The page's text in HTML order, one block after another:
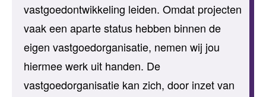
vastgoedontwikkeling leiden. Omdat projecten
vaak een aparte status hebben binnen de
eigen vastgoedorganisatie, nemen wij jou
hiermee werk uit handen. De
vastgoedorganisatie kan zich, door inzet van